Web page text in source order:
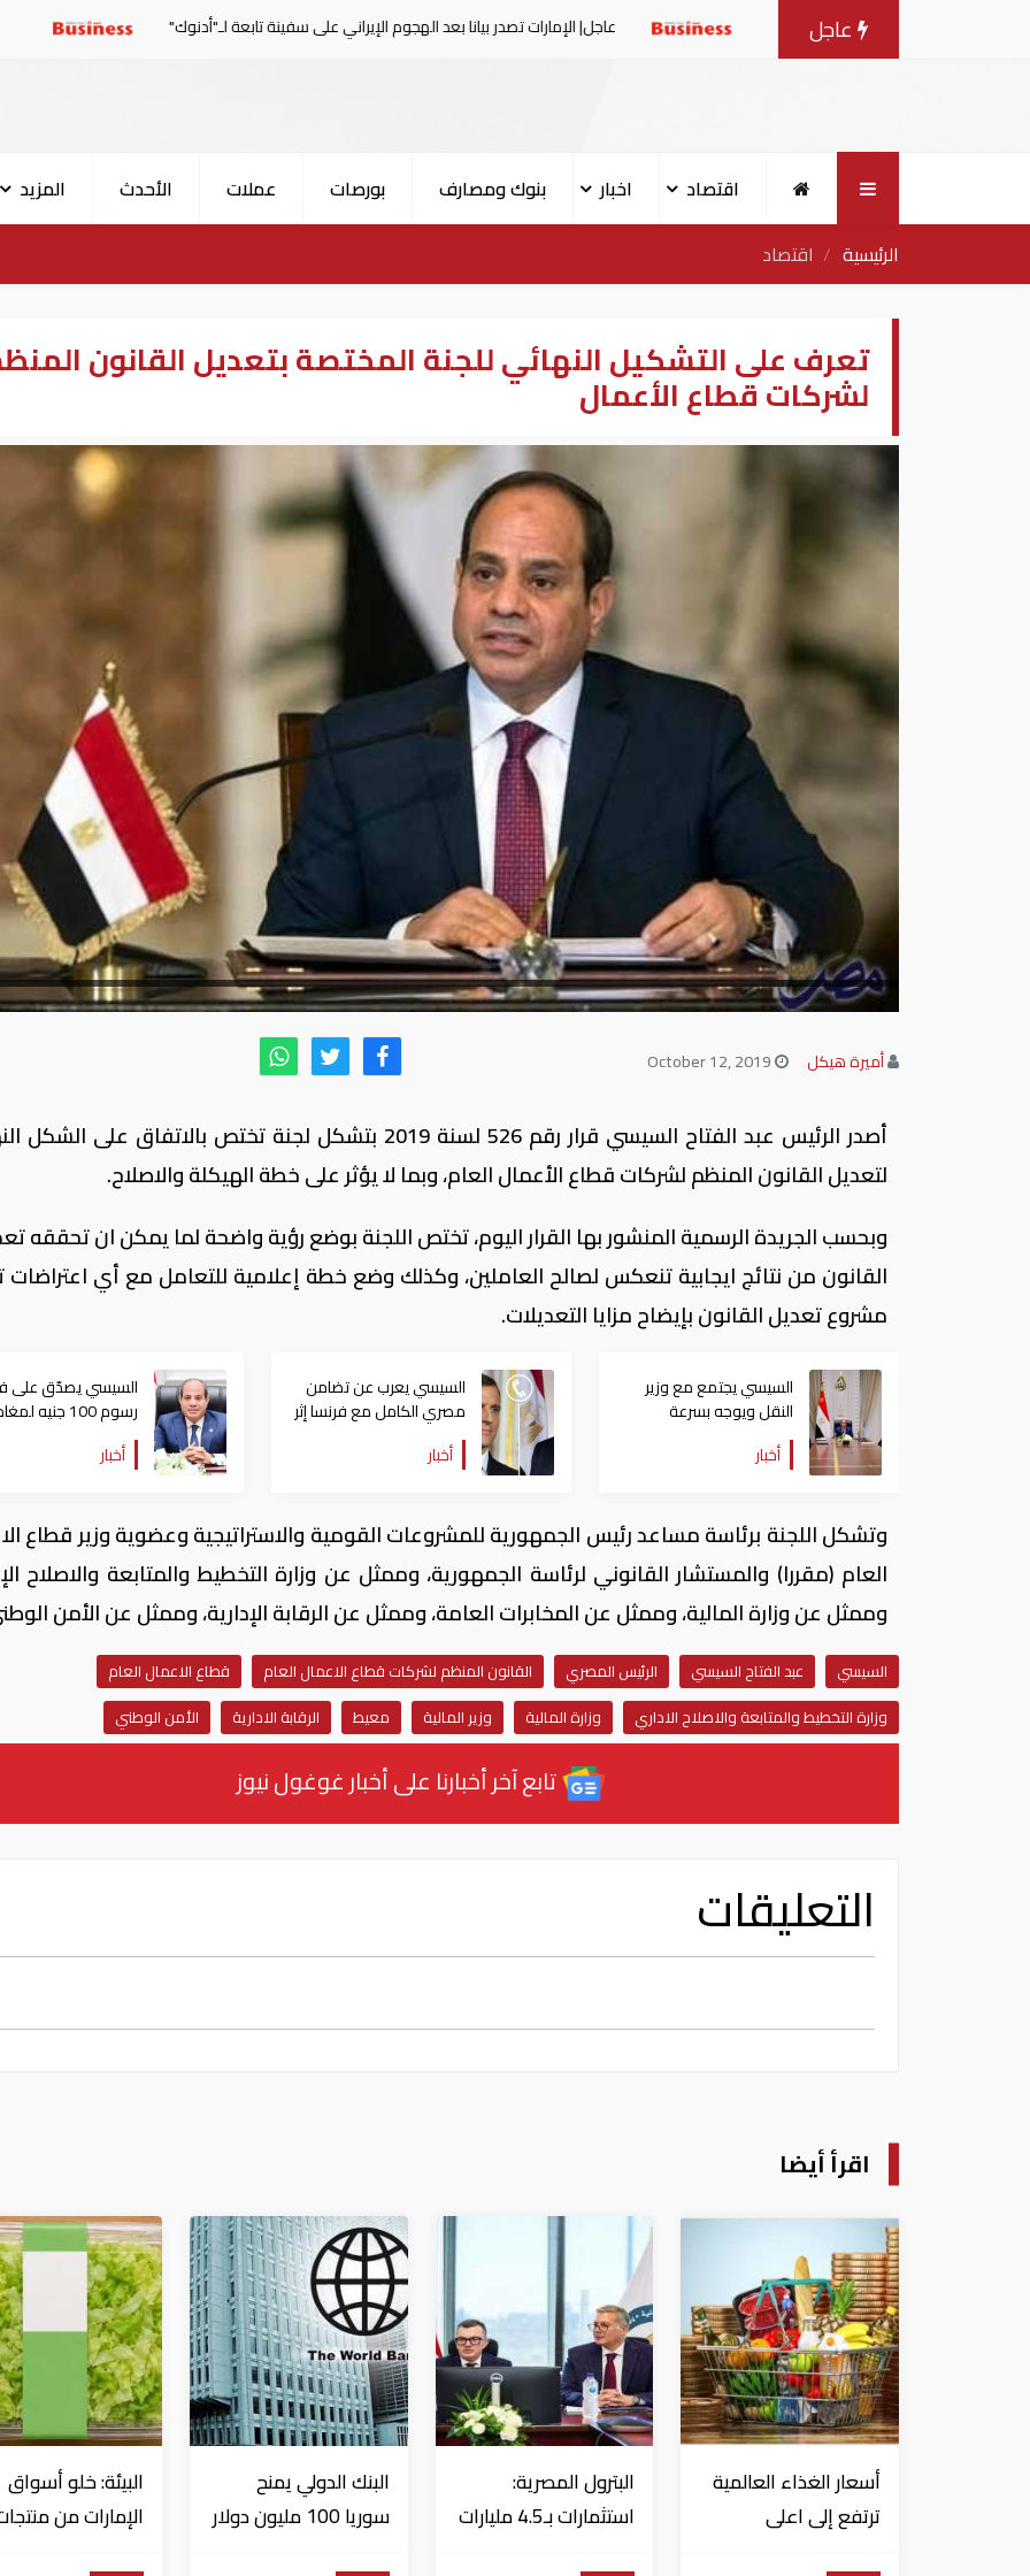
عاجلإيران لناقلة إماراتية عاجل| الإمارات تصدر بيانا بعد الهجوم الإيراني على سفينة تابعة لـ"أدنوك" الحرس الثوري:
اقتصاد اخبار بنوك ومصارف بورصات عملات الأحدث المزيد
الرئيسية
اقتصاد
تعرف على التشكيل النهائي للجنة المختصة بتعديل القانون
لشركات قطاع الأعمال
أميرة هيكل
أصدر الرئيس عبد الفتاح السيسي قرار رقم 526 لسنة 2019 بتشكل لجنة تختص بالاتفاق على
لتعديل القانون المنظم لشركات قطاع الأعمال العام، وبما لا يؤثر على خطة الهيكلة والاصلاح.
وبحسب الجريدة الرسمية المنشور بها القرار اليوم، تختص اللجنة بوضع رؤية واضحة لما يمكن ان تحققه
القانون من نتائج ايجابية تنعكس لصالح العاملين، وكذلك وضع خطة إعلامية للتعامل مع أي اعتراضات
مشروع تعديل القانون بإيضاح مزايا التعديلات.
السيسي يجتمع مع وزير
النقل ويوجه بسرعة
الانتهاء من المشروعات
الجاري تنفيذها
أخبار
السيسي يعرب عن تضامن
مصري الكامل مع فرنسا إثر
الحرائق التي شهدتها
أخبار
السيسي يصدّق على
رسوم 100 جنيه
مصر
أخبار
وتشكل اللجنة برئاسة مساعد رئيس الجمهورية للمشروعات القومية والاستراتيجية وعضوية وزير قطاع
العام (مقررا) والمستشار القانوني لرئاسة الجمهورية، وممثل عن وزارة التخطيط والمتابعة والاصلاح
وممثل عن وزارة المالية، وممثل عن المخابرات العامة، وممثل عن الرقابة الإدارية، وممثل عن الأمن
السيسي عبد الفتاح السيسي الرئيس المصري القانون المنظم لشركات قطاع الاعمال العام
قطاع الاعمال العام
وزارة التخطيط والمتابعة والاصلاح الاداري
وزارة المالية وزير المالية معيط الرقابة الادارية الأمن الوطني
تابع آخر أخبارنا على أخبار غوغول نيوز
التعليقات
اقرأ أيضا
أسعار الغذاء العالمية
ترتفع إلى اعلى
البترول المصرية:
استثمارات بـ4.5 مليارات
البنك الدولي يمنح
سوريا 100 مليون دولار
البيئة: خلو أسواق
الإمارات من